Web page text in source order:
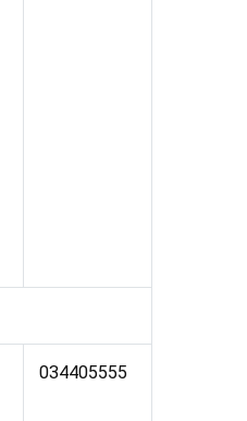
034405555